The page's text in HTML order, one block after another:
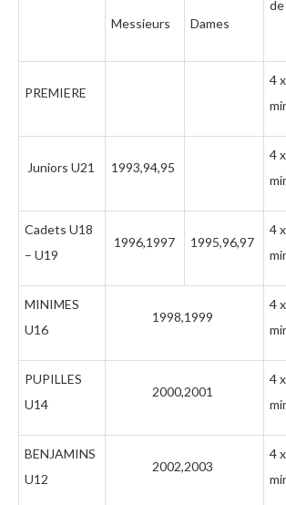
de
Messieurs Dames
PREMIERE
4
Juniors U21 1993,94,95
4
Cadets U18
– U19
1996,1997 1995,96,97
4
MINIMES
U16
1998,1999
4
PUPILLES
U14
2000,2001
4
BENJAMINS
U12
2002,2003
4